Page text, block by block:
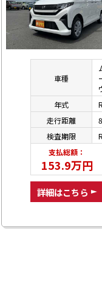
車種
年式
走行距離
検査期限
支払総額：
153.9万円
詳細はこちら